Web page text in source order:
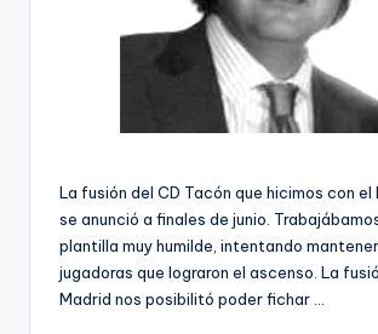
La fusión del CD Tacón que hicimos con el
se anunció a finales de junio.
plantilla muy humilde, intentando
jugadoras que lograron el ascenso. La
Madrid nos posibilitó poder fichar …